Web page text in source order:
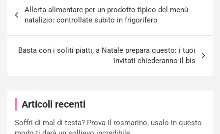
articoli
Allerta alimentare per un prodotto tipico del menù
natalizio: controllate subito in frigorifero
Basta con i soliti piatti, a Natale prepara questo: i tuoi
invitati chiederanno il bis
Articoli recenti
Soffri di mal di testa? Prova il rosmarino, usalo in questo